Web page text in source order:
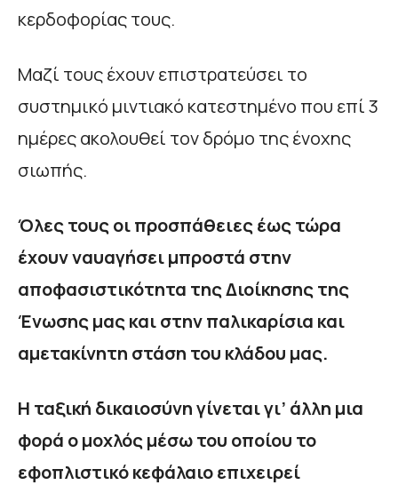
κερδοφορίας τους.
Μαζί τους έχουν επιστρατεύσει το
συστημικό μιντιακό κατεστημένο που επί 3
ημέρες ακολουθεί τον δρόμο της ένοχης
σιωπής.
Όλες τους οι προσπάθειες έως τώρα
έχουν ναυαγήσει μπροστά στην
αποφασιστικότητα της Διοίκησης της
Ένωσης μας και στην παλικαρίσια και
αμετακίνητη στάση του κλάδου μας.
Η ταξική δικαιοσύνη γίνεται γι’ άλλη μια
φορά ο μοχλός μέσω του οποίου το
εφοπλιστικό κεφάλαιο επιχειρεί